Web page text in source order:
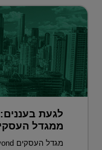
ממגדל